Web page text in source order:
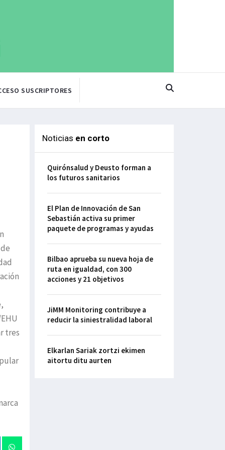
SUSCRIPTORES
tres
Noticias en corto
Quirónsalud y Deusto forman a
los futuros sanitarios
El Plan de Innovación de San
Sebastián activa su primer
paquete de programas y ayudas
Bilbao aprueba su nueva hoja de
ruta en igualdad, con 300
acciones y 21 objetivos
JiMM Monitoring contribuye a
reducir la siniestralidad laboral
Elkarlan Sariak zortzi ekimen
aitortu ditu aurten